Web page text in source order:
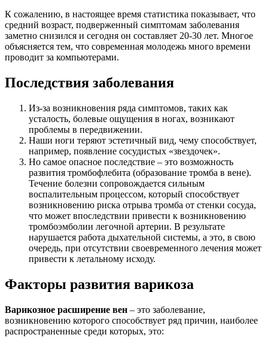
К сожалению, в настоящее время статистика показывает, что
средний возраст, подверженный симптомам заболевания
заметно снизился и сегодня он составляет 20-30 лет. Многое
объясняется тем, что современная молодежь много времени
проводит за компьютерами.
Последствия заболевания
Из-за возникновения ряда симптомов, таких как
усталость, болевые ощущения в ногах, возникают
проблемы в передвижении.
Наши ноги теряют эстетичный вид, чему способствует,
например, появление сосудистых «звездочек».
Но самое опасное последствие – это возможность
развития тромбофлебита (образование тромба в вене).
Течение болезни сопровождается сильным
воспалительным процессом, который способствует
возникновению риска отрыва тромба от стенки сосуда,
что может впоследствии привести к возникновению
тромбоэмболии легочной артерии. В результате
нарушается работа дыхательной системы, а это, в свою
очередь, при отсутствии своевременного лечения может
привести к летальному исходу.
Факторы развития варикоза
Варикозное расширение вен – это заболевание,
возникновению которого способствует ряд причин, наиболее
распространенные среди которых, это: